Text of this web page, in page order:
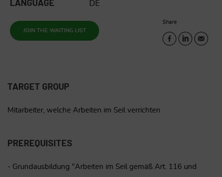
LANGUAGE DE
JOIN THE WAITING LIST
Share
TARGET GROUP
Mitarbeiter, welche Arbeiten im Seil verrichten
PREREQUISITES
- Grundausbildung "Arbeiten im Seil gemäß Art. 116 und